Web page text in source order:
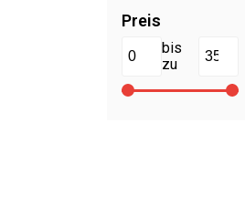
Preis
bis
zu